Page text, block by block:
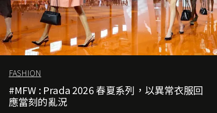
FASHION
#MFW : Prada 2026 春夏系列，以異常衣服回
應當刻的亂況